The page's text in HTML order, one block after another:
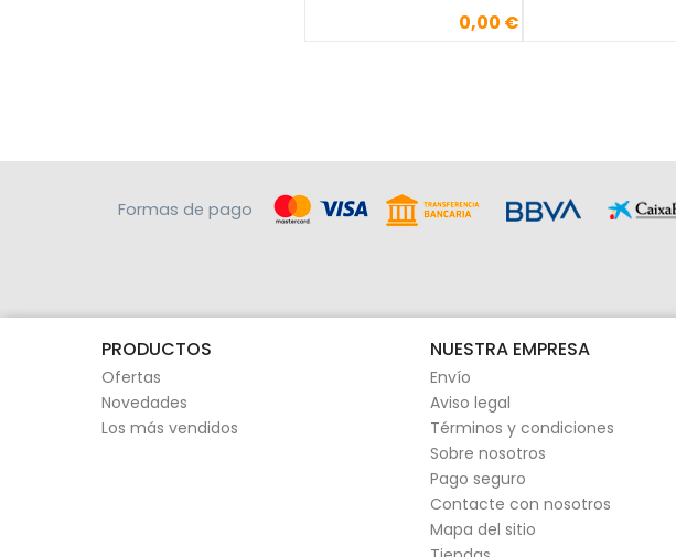
Precio0,00 €
Formas de pago
PRODUCTOS
Ofertas
Novedades
Los más vendidos
NUESTRA EMPRESA
Envío
Aviso legal
Términos y condiciones
Sobre nosotros
Pago seguro
Contacte con nosotros
Mapa del sitio